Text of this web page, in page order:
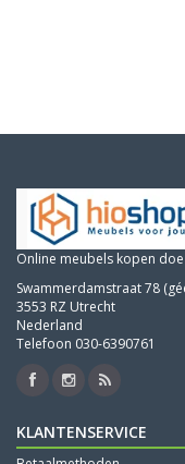
Online meubels kopen
Swammerdamstraat 78
3553 RZ Utrecht
Nederland
Telefoon 030-6390761
KLANTENSERVICE